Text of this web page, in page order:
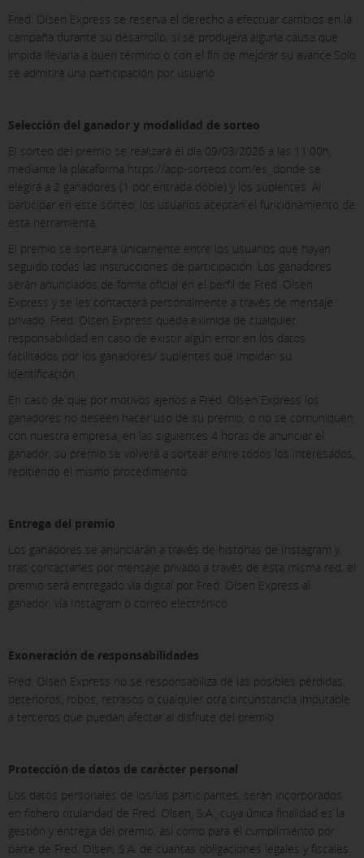
Fred. Olsen Express se reserva el derecho a efectuar cambios en la
campaña durante su desarrollo, si se produjera alguna causa que
impida llevarla a buen término o con el fin de mejorar su avance.Solo
se admitirá una participación por usuario.
Selección del ganador y modalidad de sorteo
El sorteo del premio se realizará el día 09/03/2026 a las 11:00h,
mediante la plataforma https://app-sorteos.com/es, donde se
elegirá a 2 ganadores (1 por entrada doble) y los suplentes. Al
participar en este sorteo, los usuarios aceptan el funcionamiento de
esta herramienta.
El premio se sorteará únicamente entre los usuarios que hayan
seguido todas las instrucciones de participación. Los ganadores
serán anunciados de forma oficial en el perfil de Fred. Olsen
Express y se les contactará personalmente a través de mensaje
privado. Fred. Olsen Express queda eximida de cualquier
responsabilidad en caso de existir algún error en los datos
facilitados por los ganadores/ suplentes que impidan su
identificación.
En caso de que por motivos ajenos a Fred. Olsen Express los
ganadores no deseen hacer uso de su premio, o no se comuniquen
con nuestra empresa, en las siguientes 4 horas de anunciar el
ganador, su premio se volverá a sortear entre todos los interesados,
repitiendo el mismo procedimiento.
Entrega del premio
Los ganadores se anunciarán a través de historias de Instagram y,
tras contactarles por mensaje privado a través de esta misma red, el
premio será entregado vía digital por Fred. Olsen Express al
ganador, vía Instagram o correo electrónico.
Exoneración de responsabilidades
Fred. Olsen Express no se responsabiliza de las posibles pérdidas,
deterioros, robos, retrasos o cualquier otra circunstancia imputable
a terceros que puedan afectar al disfrute del premio.
Protección de datos de carácter personal
Los datos personales de los/las participantes, serán incorporados
en fichero titularidad de Fred. Olsen, S.A., cuya única finalidad es la
gestión y entrega del premio, así como para el cumplimiento por
parte de Fred. Olsen, S.A. de cuantas obligaciones legales y fiscales